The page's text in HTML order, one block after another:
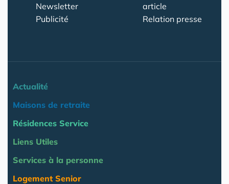
Newsletter
Publicité
article
Relation presse
Actualité
Maisons de retraite
Résidences Service
Liens Utiles
Services à la personne
Logement Senior